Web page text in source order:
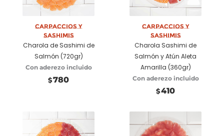
opciones
Carpaccios y
Sashimis
Charola de Sashimi de
Salmón (720gr)
Con aderezo incluido
$780
carrito
Carpaccios y
Sashimis
Charola Sashimi de
Salmón y Atún Aleta
Amarilla (360gr)
Con aderezo incluido
$410